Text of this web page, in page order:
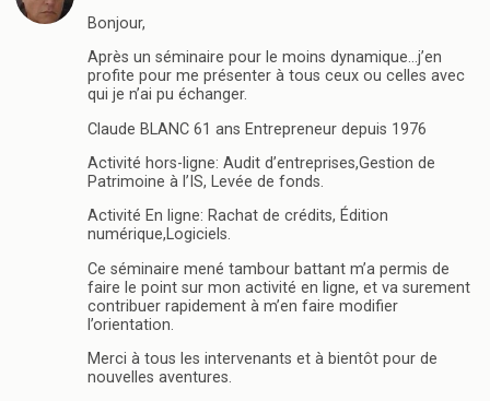
Bonjour,
Après un séminaire pour le moins dynamique…j’en
profite pour me présenter à tous ceux ou celles avec
qui je n’ai pu échanger.
Claude BLANC 61 ans Entrepreneur depuis 1976
Activité hors-ligne: Audit d’entreprises,Gestion de
Patrimoine à l’IS, Levée de fonds.
Activité En ligne: Rachat de crédits, Édition
numérique,Logiciels.
Ce séminaire mené tambour battant m’a permis de
faire le point sur mon activité en ligne, et va surement
contribuer rapidement à m’en faire modifier
l’orientation.
Merci à tous les intervenants et à bientôt pour de
nouvelles aventures.